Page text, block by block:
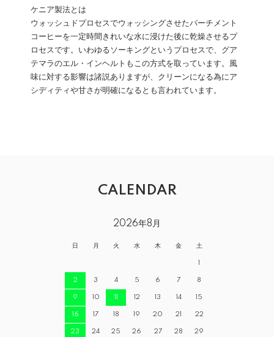
ケニア製法とは
ウォッシュドプロセスでウォッシングさせたパーチメント
コーヒーを一定時間きれいな水に浸けた後に乾燥させるプ
ロセスです。いわゆるソーキングというプロセスで、グア
テマラのエル・インヘルトもこの方式を取っています。風
味に対する影響は諸説ありますが、クリーンになる為にア
シディティや甘さが明確になるとも言われています。
CALENDAR
2026年8月
日 月 火 水 木 金 土
1
2 3 4 5 6 7 8
9 10 11 12 13 14 15
16 17 18 19 20 21 22
23 24 25 26 27 28 29